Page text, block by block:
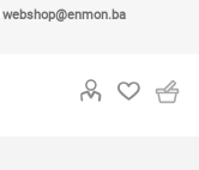
webshop@enmon.ba